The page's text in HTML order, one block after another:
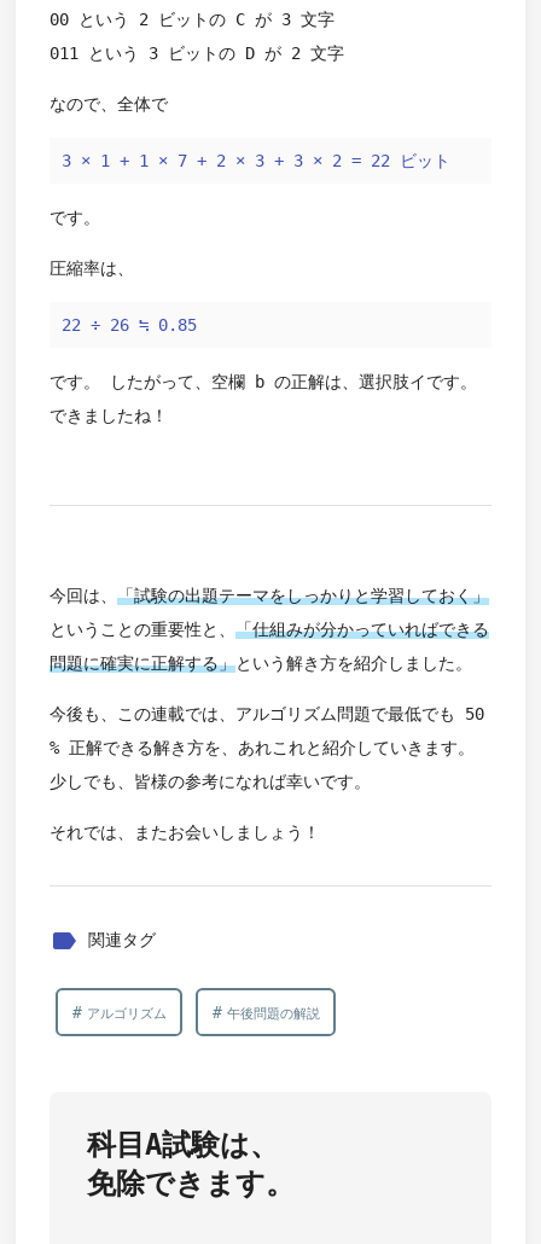
00 という 2 ビットの C が 3 文字
011 という 3 ビットの D が 2 文字
なので、全体で
3 × 1 + 1 × 7 + 2 × 3 + 3 × 2 = 22 ビット
です。
圧縮率は、
22 ÷ 26 ≒ 0.85
です。 したがって、空欄 b の正解は、選択肢イです。
できましたね！
今回は、 「試験の出題テーマをしっかりと学習しておく」
ということの重要性と、 「仕組みが分かっていればできる
問題に確実に正解する」という解き方を紹介しました。
今後も、この連載では、アルゴリズム問題で最低でも 50
% 正解できる解き方を、あれこれと紹介していきます。
少しでも、皆様の参考になれば幸いです。
それでは、またお会いしましょう！
label 関連タグ
アルゴリズム 午後問題の解説
科目A試験は、
免除できます。